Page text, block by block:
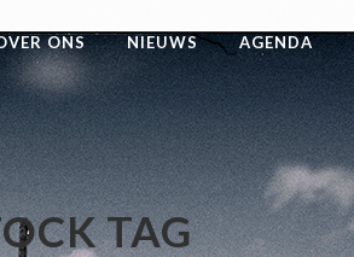
ONS NIEUWS AGENDA
TAG